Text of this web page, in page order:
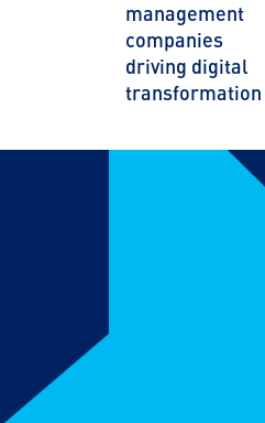
management
companies
driving digital
transformation